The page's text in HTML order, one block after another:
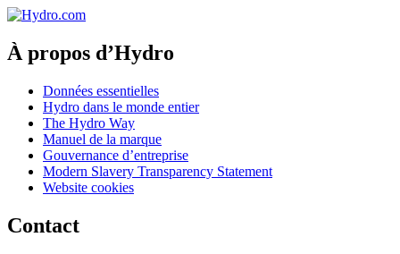
À propos d’Hydro
Données essentielles
Hydro dans le monde entier
The Hydro Way
Manuel de la marque
Gouvernance d’entreprise
Modern Slavery Transparency Statement
Website cookies
Contact